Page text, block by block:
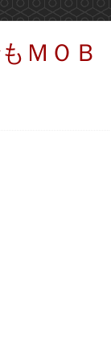
ＭＯＢ